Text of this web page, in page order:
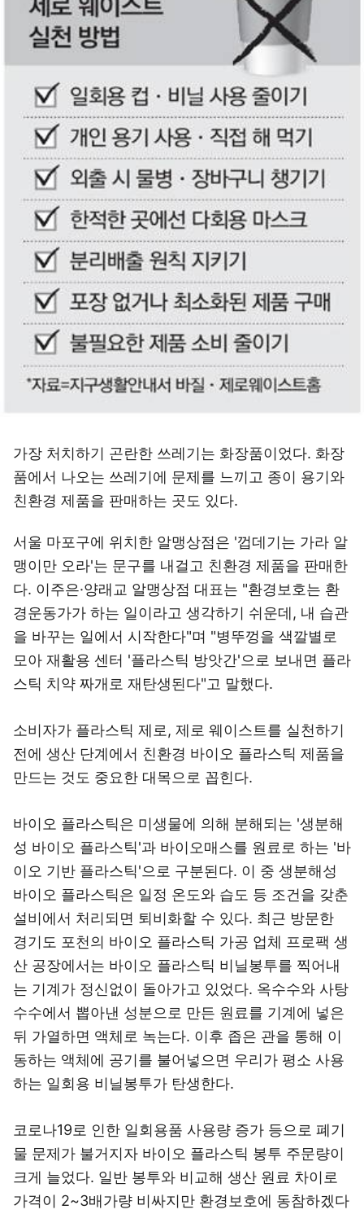
가장 처치하기 곤란한 쓰레기는 화장품이었다. 화장
품에서 나오는 쓰레기에 문제를 느끼고 종이 용기와
친환경 제품을 판매하는 곳도 있다.
서울 마포구에 위치한 알맹상점은 '껍데기는 가라 알
맹이만 오라'는 문구를 내걸고 친환경 제품을 판매한
다. 이주은·양래교 알맹상점 대표는 "환경보호는 환
경운동가가 하는 일이라고 생각하기 쉬운데, 내 습관
을 바꾸는 일에서 시작한다"며 "병뚜껑을 색깔별로
모아 재활용 센터 '플라스틱 방앗간'으로 보내면 플라
스틱 치약 짜개로 재탄생된다"고 말했다.
소비자가 플라스틱 제로, 제로 웨이스트를 실천하기
전에 생산 단계에서 친환경 바이오 플라스틱 제품을
만드는 것도 중요한 대목으로 꼽힌다.
바이오 플라스틱은 미생물에 의해 분해되는 '생분해
성 바이오 플라스틱'과 바이오매스를 원료로 하는 '바
이오 기반 플라스틱'으로 구분된다. 이 중 생분해성
바이오 플라스틱은 일정 온도와 습도 등 조건을 갖춘
설비에서 처리되면 퇴비화할 수 있다. 최근 방문한
경기도 포천의 바이오 플라스틱 가공 업체 프로팩 생
산 공장에서는 바이오 플라스틱 비닐봉투를 찍어내
는 기계가 정신없이 돌아가고 있었다. 옥수수와 사탕
수수에서 뽑아낸 성분으로 만든 원료를 기계에 넣은
뒤 가열하면 액체로 녹는다. 이후 좁은 관을 통해 이
동하는 액체에 공기를 불어넣으면 우리가 평소 사용
하는 일회용 비닐봉투가 탄생한다.
코로나19로 인한 일회용품 사용량 증가 등으로 폐기
물 문제가 불거지자 바이오 플라스틱 봉투 주문량이
크게 늘었다. 일반 봉투와 비교해 생산 원료 차이로
가격이 2~3배가량 비싸지만 환경보호에 동참하겠다